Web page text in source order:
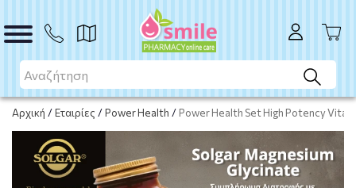
Αρχική /Εταιρίες /Power Health / Power Health Set High Potency
Το προϊόν εξαντλήθηκε
Μη διαθέσιμο